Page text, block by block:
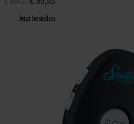
€ 104,95
war:
ist:
Jetzt bestellen